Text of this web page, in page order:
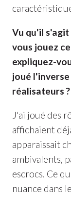
Vu qu'il
vous jouez
expliquez-
joué l'inverse
réalisateurs ?
J'ai joué des
affichaient
apparaissait
ambivalents,
escrocs. Ce
nuance dans